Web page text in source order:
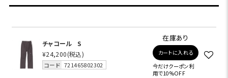
チャコール
S
¥24,200(税込)
コード 721465802302
在庫あり
カートに入れる
今だけクーポン利
用で10%OFF